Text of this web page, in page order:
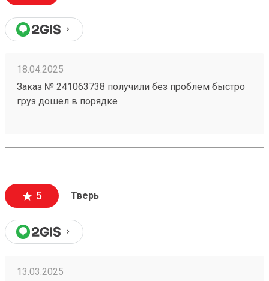
18.04.2025
Заказ № 241063738 получили без проблем быстро
груз дошел в порядке
5 Тверь
13.03.2025